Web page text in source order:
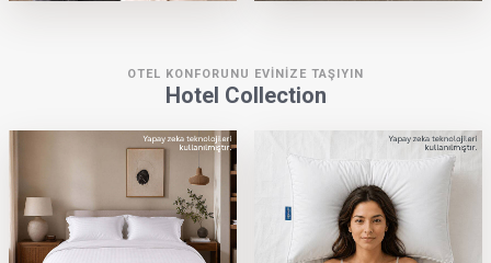
OTEL KONFORUNU EVİNİZE TAŞIYIN
Hotel Collection